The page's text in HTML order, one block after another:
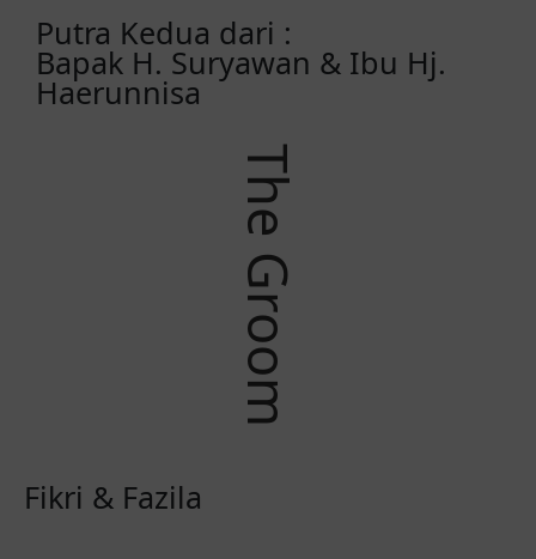
Putra Kedua dari :
Bapak H. Suryawan & Ibu Hj.
Haerunnisa
The Groom
Fikri & Fazila